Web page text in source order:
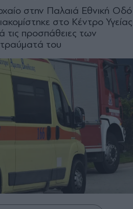
στην Παλαιά Εθνική Οδό
στο Κέντρο Υγείας
προσπάθειες των
του